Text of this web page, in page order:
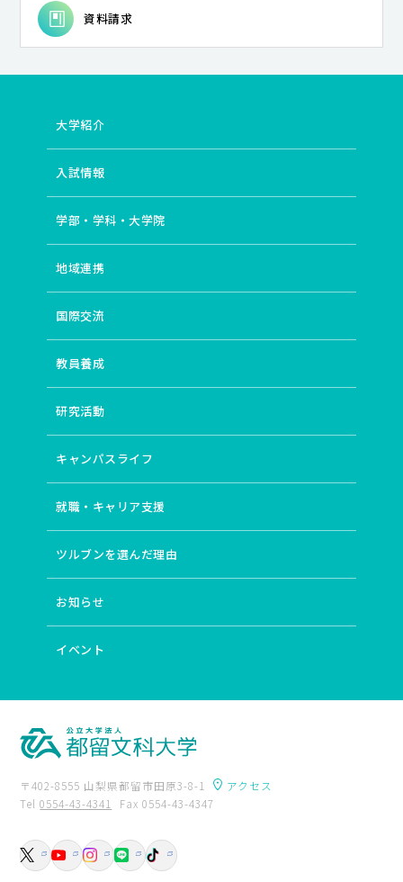
入試資料請求
お問い合わせ
資料請求
大学紹介
入試情報
学部・学科・大学院
地域連携
国際交流
教員養成
研究活動
キャンパスライフ
就職・キャリア支援
ツルブンを選んだ理由
お知らせ
イベント
〒402-8555 山梨県都留市田原3-8-1
アクセス
Tel0554-43-4341 Fax 0554-43-4347